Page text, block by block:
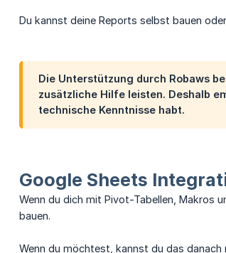
Du kannst deine Reports selbst bauen
Die Unterstützung durch Robaws
zusätzliche Hilfe leisten. Deshalb
technische Kenntnisse habt.
Google Sheets
Wenn du dich mit Pivot-Tabellen, Makros
bauen.
Wenn du möchtest, kannst du das